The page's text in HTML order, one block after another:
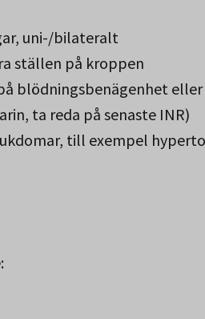
uni-/bilateralt
ställen på kroppen
blödningsbenägenhet
ta reda på senaste INR)
till exempel